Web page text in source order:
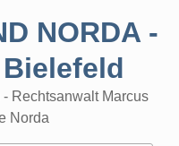
NORDA -
Rechtsanwalt Marcus
Norda